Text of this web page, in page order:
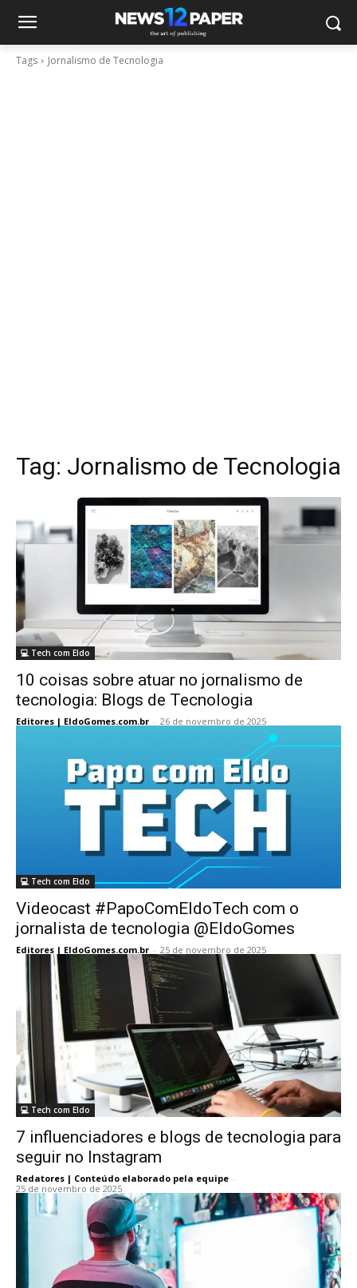
Tags Jornalismo de Tecnologia
Tag: Jornalismo de Tecnologia
💻 Tech com Eldo
10 coisas sobre atuar no jornalismo de
tecnologia: Blogs de Tecnologia
Editores | EldoGomes.com.br - 26 de novembro de 2025
💻 Tech com Eldo
Videocast #PapoComEldoTech com o
jornalista de tecnologia @EldoGomes
Editores | EldoGomes.com.br - 25 de novembro de 2025
💻 Tech com Eldo
7 influenciadores e blogs de tecnologia para
seguir no Instagram
Redatores | Conteúdo elaborado pela equipe -
25 de novembro de 2025